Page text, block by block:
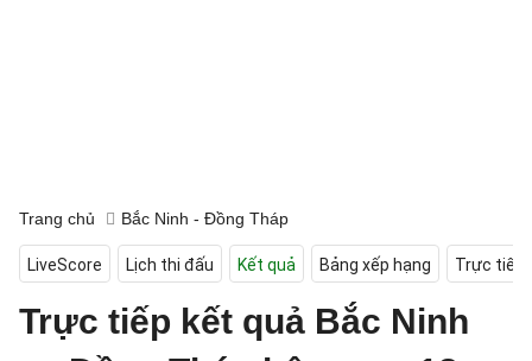
Trang chủ Bắc Ninh - Đồng Tháp
LiveScore Lịch thi đấu Kết quả Bảng xếp hạng Trực tiếp
Trực tiếp kết quả Bắc Ninh